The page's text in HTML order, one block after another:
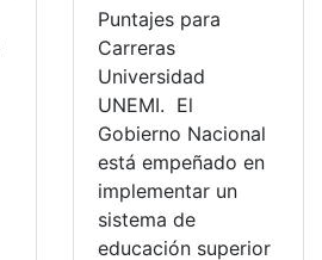
Puntajes para
Carreras
Universidad
UNEMI. El
Gobierno Nacional
está empeñado en
implementar un
sistema de
educación superior